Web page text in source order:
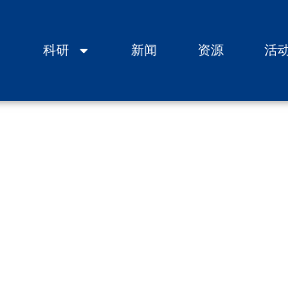
科研 新闻 资源 活